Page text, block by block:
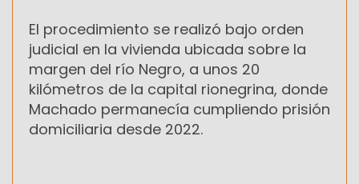
El procedimiento se realizó bajo orden
judicial en la vivienda ubicada sobre la
margen del río Negro, a unos 20
kilómetros de la capital rionegrina, donde
Machado permanecía cumpliendo prisión
domiciliaria desde 2022.